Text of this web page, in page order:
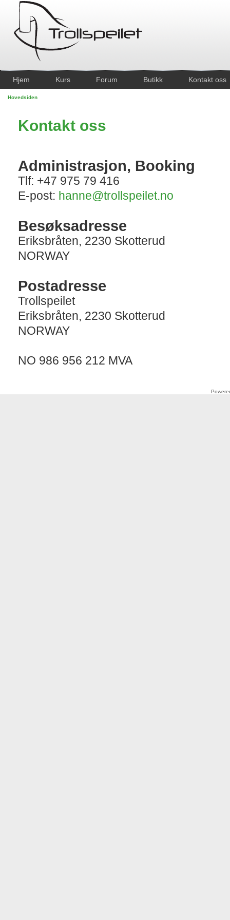
Hjem Kurs Forum Butikk Kontakt oss
Hovedsiden
Kontakt oss
Administrasjon, Booking
Tlf: +47 975 79 416
E-post: hanne@trollspeilet.no
Besøksadresse
Eriksbråten, 2230 Skotterud
NORWAY
Postadresse
Trollspeilet
Eriksbråten, 2230 Skotterud
NORWAY
NO 986 956 212 MVA